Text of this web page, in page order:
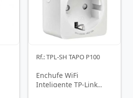
Rf.: TPL-SH TAPO P100
Enchufe WiFi
Inteligente TP-Link